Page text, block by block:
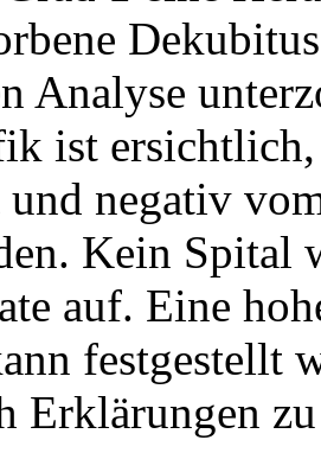
Analyse
ist
negativ
Kein Spital
auf. Eine
festgestellt
Erklärungen